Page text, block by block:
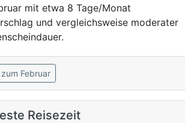
mit etwa 8 Tage/Monat
und vergleichsweise moderater
Februar
Reisezeit